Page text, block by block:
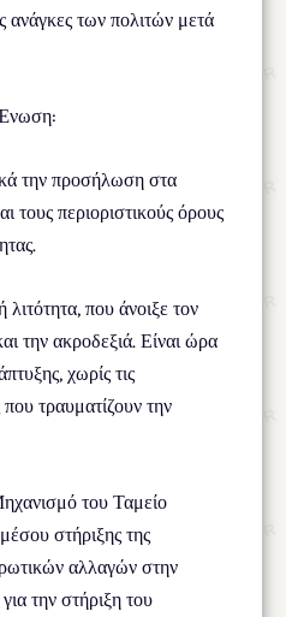
ανάγκες των πολιτών μετά
την προσήλωση στα
τους περιοριστικούς όρους
που άνοιξε τον
την ακροδεξιά. Είναι ώρα
χωρίς τις
τραυματίζουν την
του Ταμείο
στήριξης της
αλλαγών στην
την στήριξη του